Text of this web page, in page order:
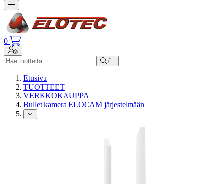
Toggle navigation
0
Toggle navigation
Etusivu
TUOTTEET
VERKKOKAUPPA
Bullet kamera ELOCAM järjestelmään